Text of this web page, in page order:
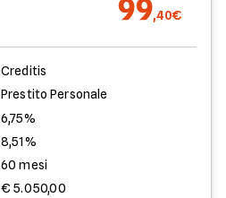
99,40€
Creditis
Prestito Personale
6,75%
8,51%
60 mesi
€ 5.050,00